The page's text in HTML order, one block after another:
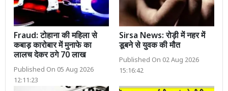
Fraud: टोहाना की महिला से
कबाड़ कारोबार में मुनाफे का
लालच देकर ठगे 70 लाख
Published On 05 Aug 2026
12:11:23
Sirsa News: रोड़ी में नहर में
डूबने से युवक की मौत
Published On 02 Aug 2026
15:16:42